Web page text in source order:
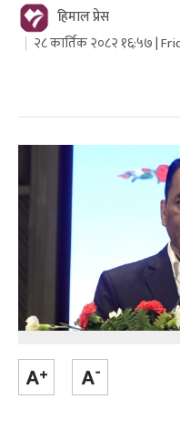
हिमाल प्रेस
२८ कार्तिक २०८२ १६:५७ |